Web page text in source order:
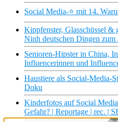
Social Media-​​⭐️ mit 14.
Kippfenster, Glasschüssel
Ninh deutschen Dingen zum
Senioren-Hipster in China,
Influencerinnen und
Haustiere als Social-Media-
Doku
Kinderfotos auf Social
Gefahr? | Reportage | rec. |